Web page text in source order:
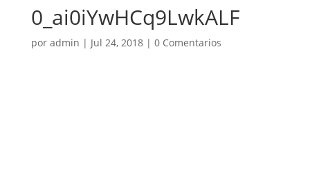
0_ai0iYwHCq9LwkALF
por admin | Jul 24, 2018| 0 Comentarios